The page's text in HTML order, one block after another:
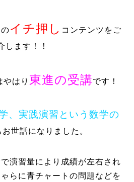
イチ押し コンテンツをご
します！！
はり 東進の受講です！
、実践演習という数学の
世話になりました。
演習量により成績が左右され
らに青チャートの問題などを